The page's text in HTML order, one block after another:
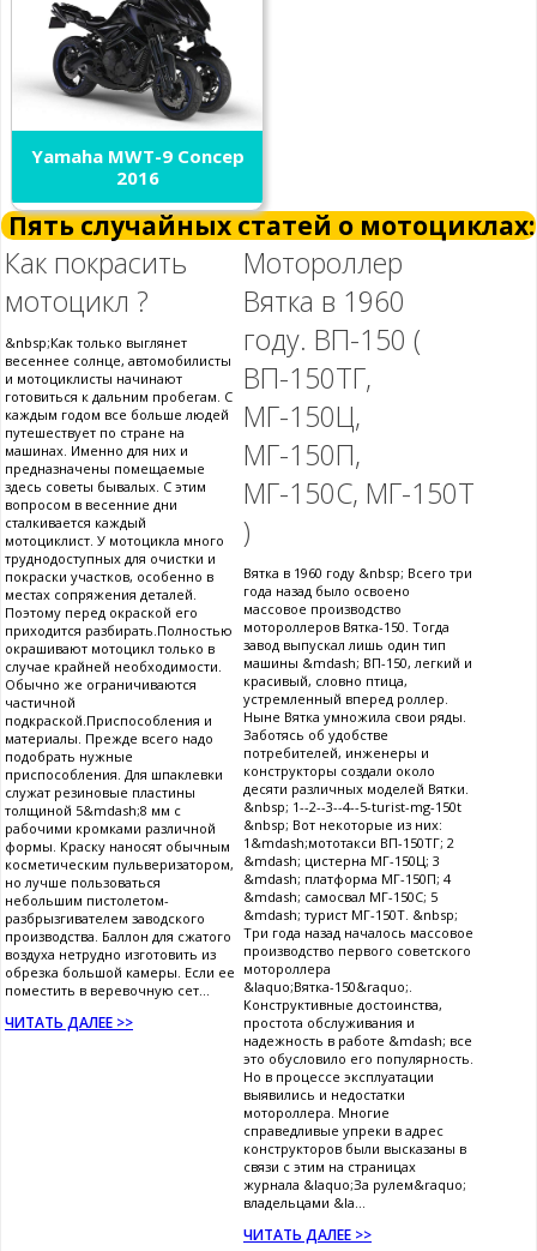
Yamaha MWT-9 Concep
2016
Пять случайных статей о мотоциклах:
Как покрасить
мотоцикл ?
&nbsp;Как только выглянет
весеннее солнце, автомобилисты
и мотоциклисты начинают
готовиться к дальним пробегам. С
каждым годом все больше людей
путешествует по стране на
машинах. Именно для них и
предназначены помещаемые
здесь советы бывалых. С этим
вопросом в весенние дни
сталкивается каждый
мотоциклист. У мотоцикла много
труднодоступных для очистки и
покраски участков, особенно в
местах сопряжения деталей.
Поэтому перед окраской его
приходится разбирать.Полностью
окрашивают мотоцикл только в
случае крайней необходимости.
Обычно же ограничиваются
частичной
подкраской.Приспособления и
материалы. Прежде всего надо
подобрать нужные
приспособления. Для шпаклевки
служат резиновые пластины
толщиной 5&mdash;8 мм с
рабочими кромками различной
формы. Краску наносят обычным
косметическим пульверизатором,
но лучше пользоваться
небольшим пистолетом-
разбрызгивателем заводского
производства. Баллон для сжатого
воздуха нетрудно изготовить из
обрезка большой камеры. Если ее
поместить в веревочную сет...
ЧИТАТЬ ДАЛЕЕ >>
Мотороллер
Вятка в 1960
году. ВП-150 (
ВП-150ТГ,
МГ-150Ц,
МГ-150П,
МГ-150С, МГ-150Т
)
Вятка в 1960 году &nbsp; Всего три
года назад было освоено
массовое производство
мотороллеров Вятка-150. Тогда
завод выпускал лишь один тип
машины &mdash; ВП-150, легкий и
красивый, словно птица,
устремленный вперед роллер.
Ныне Вятка умножила свои ряды.
Заботясь об удобстве
потребителей, инженеры и
конструкторы создали около
десяти различных моделей Вятки.
&nbsp; 1--2--3--4--5-turist-mg-150t
&nbsp; Вот некоторые из них:
1&mdash;мототакси ВП-150ТГ; 2
&mdash; цистерна МГ-150Ц; 3
&mdash; платформа МГ-150П; 4
&mdash; самосвал МГ-150С; 5
&mdash; турист МГ-150Т. &nbsp;
Три года назад началось массовое
производство первого советского
мотороллера
&laquo;Вятка-150&raquo;.
Конструктивные достоинства,
простота обслуживания и
надежность в работе &mdash; все
это обусловило его популярность.
Но в процессе эксплуатации
выявились и недостатки
мотороллера. Многие
справедливые упреки в адрес
конструкторов были высказаны в
связи с этим на страницах
журнала &laquo;За рулем&raquo;
владельцами &la...
ЧИТАТЬ ДАЛЕЕ >>